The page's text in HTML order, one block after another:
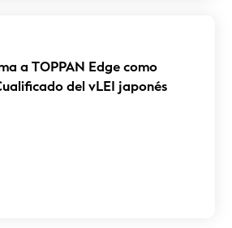
a TOPPAN Edge como
del vLEI japonés